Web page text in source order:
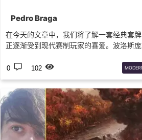
Pedro Braga
在今天的文章中，我们将了解一套经典套
正逐渐受到现代赛制玩家的喜爱。波洛斯
0 102
MTG